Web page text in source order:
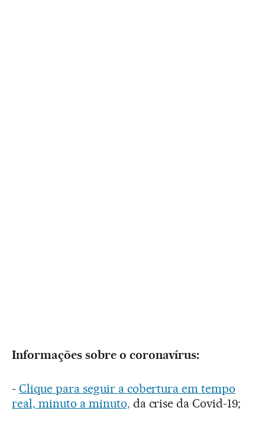
Informações sobre o coronavírus:
- Clique para seguir a cobertura em tempo
real, minuto a minuto, da crise da Covid-19;